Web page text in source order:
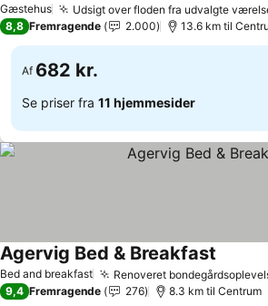
Gæstehus Udsigt over floden fra udvalgte
8,8 Fremragende 2.000 13.6 km til
Af 682 kr.
Se priser fra 11 hjemmesider
Bed and breakfast Renoveret
Agervig Bed & Breakfast
9,4 Fremragende 276 8.3 km til Centrum